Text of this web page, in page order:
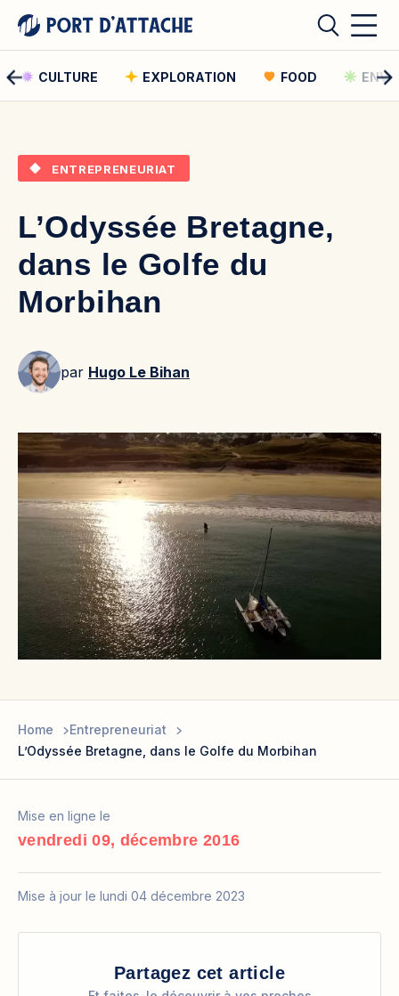
CULTURE EXPLORATION FOOD
Comment pouvons-nous vous aider ?
Rechercher
ENTREPRENEURIAT
L’Odyssée Bretagne,
dans le Golfe du
Morbihan
par Hugo Le Bihan
Home
Entrepreneuriat
L’Odyssée Bretagne, dans le Golfe du Morbihan
Mise en ligne le
vendredi 09, décembre 2016
Mise à jour le lundi 04 décembre 2023
Partagez cet article